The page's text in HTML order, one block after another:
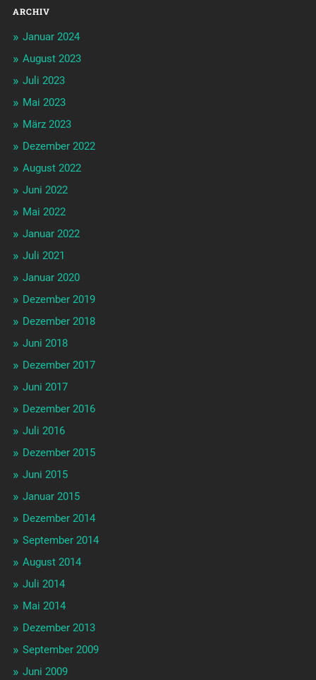
ARCHIV
Januar 2024
August 2023
Juli 2023
Mai 2023
März 2023
Dezember 2022
August 2022
Juni 2022
Mai 2022
Januar 2022
Juli 2021
Januar 2020
Dezember 2019
Dezember 2018
Juni 2018
Dezember 2017
Juni 2017
Dezember 2016
Juli 2016
Dezember 2015
Juni 2015
Januar 2015
Dezember 2014
September 2014
August 2014
Juli 2014
Mai 2014
Dezember 2013
September 2009
Juni 2009